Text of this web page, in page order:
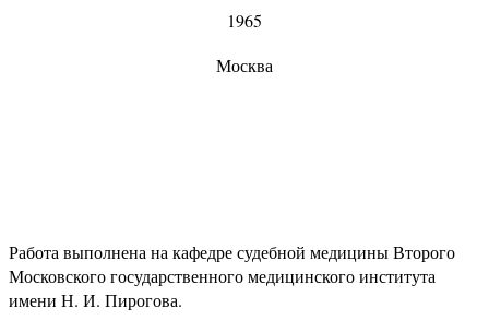
1965
Москва
Работа выполнена на кафедре судебной медицины Второго
Московского государственного медицинского института
имени Н. И. Пирогова.